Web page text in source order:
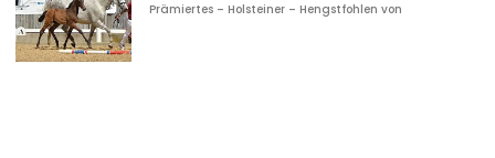
Prämiertes – Holsteiner – Hengstfohlen von